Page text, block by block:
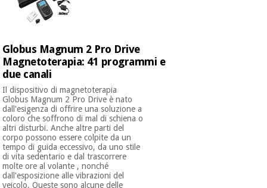
Globus Magnum 2 Pro Drive
Magnetoterapia: 41 programmi e
due canali
Il dispositivo di magnetoterapia
Globus Magnum 2 Pro Drive è nato
dall'esigenza di offrire una soluzione a
coloro che soffrono di mal di schiena o
altri disturbi. Anche altre parti del
corpo possono essere colpite da un
tempo di guida eccessivo, da uno stile
di vita sedentario e dal trascorrere
molte ore al volante , nonché
dall'esposizione alle vibrazioni del
veicolo. Queste sono alcune delle